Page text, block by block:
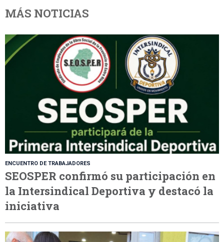
MÁS NOTICIAS
ENCUENTRO DE TRABAJADORES
SEOSPER confirmó su participación en
la Intersindical Deportiva y destacó la
iniciativa